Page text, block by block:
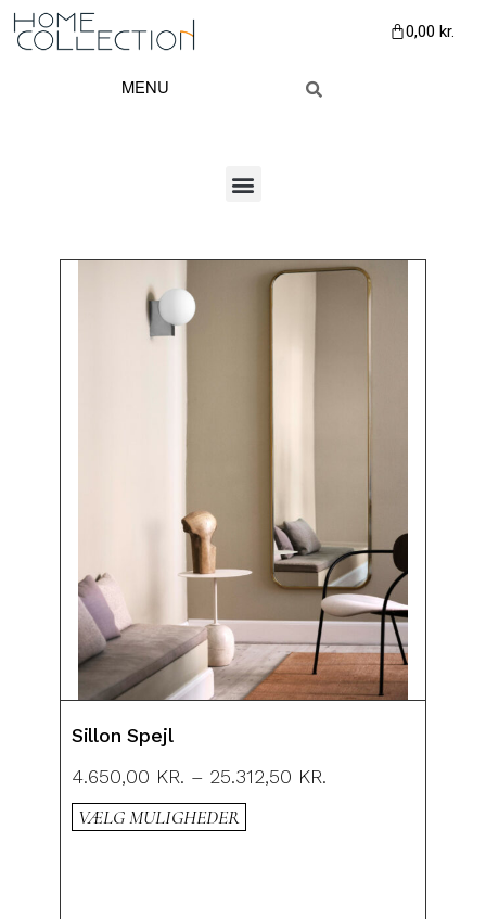
0,00kr.
MENU
Sillon Spejl
4.650,00 KR. – 25.312,50 KR.
VÆLG MULIGHEDER